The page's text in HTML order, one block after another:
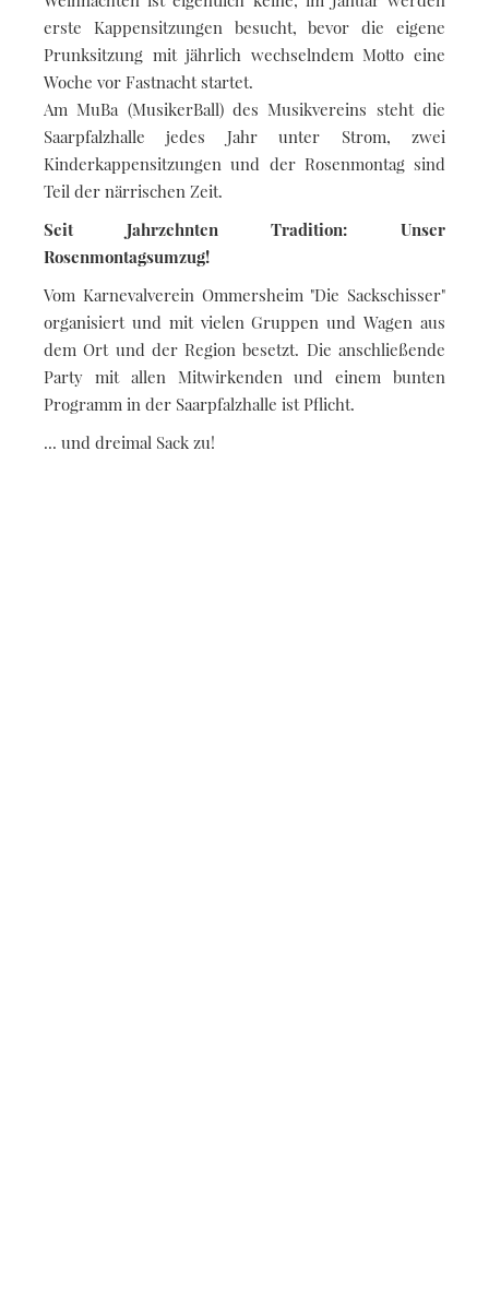
erste Kappensitzungen besucht, bevor die eigene
Prunksitzung mit jährlich wechselndem Motto eine
Woche vor Fastnacht startet.
Am MuBa (MusikerBall) des Musikvereins steht die
Saarpfalzhalle jedes Jahr unter Strom, zwei
Kinderkappensitzungen und der Rosenmontag sind
Teil der närrischen Zeit.
Seit Jahrzehnten Tradition: Unser
Rosenmontagsumzug!
Vom Karnevalverein Ommersheim "Die Sackschisser"
organisiert und mit vielen Gruppen und Wagen aus
dem Ort und der Region besetzt. Die anschließende
Party mit allen Mitwirkenden und einem bunten
Programm in der Saarpfalzhalle ist Pflicht.
... und dreimal Sack zu!